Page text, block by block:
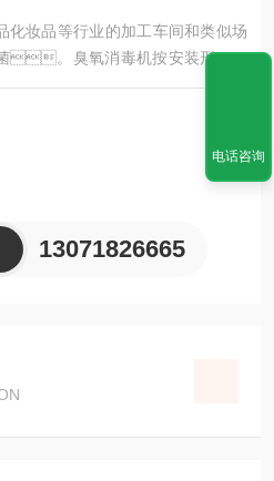
化妆品等行业的加工车间和类似场
。臭氧消毒机按安装形式臭
品等行业的加工车间和类似场所
、壁挂式、吊灯
。臭氧消毒机在制药厂GMP
，通常分为内置式和外置
使用。
13071826665
电话咨询